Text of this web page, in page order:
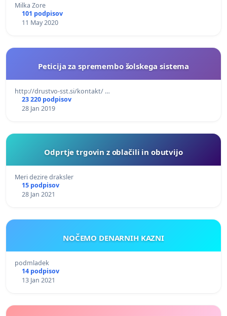
Milka Zore
101 podpisov
11 May 2020
Peticija za spremembo šolskega sistema
http://drustvo-sst.si/kontakt/ …
23 220 podpisov
28 Jan 2019
Odprtje trgovin z oblačili in obutvijo
Meri dezire draksler
15 podpisov
28 Jan 2021
NOČEMO DENARNIH KAZNI
podmladek
14 podpisov
13 Jan 2021